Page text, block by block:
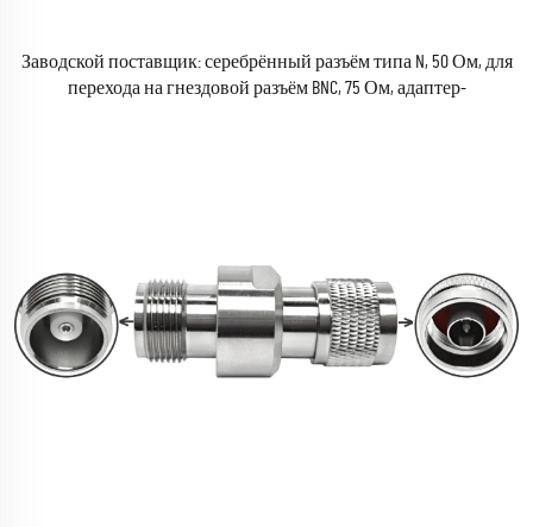
Заводской поставщик: серебрённый разъём типа N, 50 Ом, для
перехода на гнездовой разъём BNC, 75 Ом, адаптер-